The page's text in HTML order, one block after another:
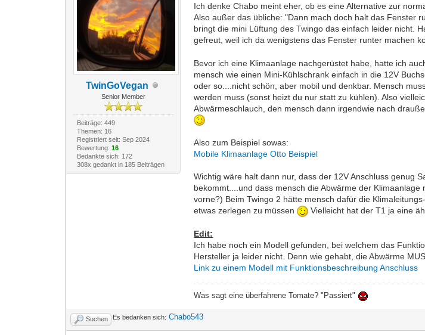
TwinGoVegan
Senior Member
Beiträge: 449
Themen: 16
Registriert seit: Sep 2024
Bewertung: 16
Bedankte sich: 172
308x gedankt in 185 Beiträgen
Ich denke Chabo meint eher, ob es eine Alternative zur
Also außer das übliche: "Dann mach doch halt das Fenster
bringt die mini Lüftung des Twingo das einfach leider nicht.
gefreut, weil ich da wenigstens das Fenster runter machen
Bevor ich eine Klimaanlage nachgerüstet habe, hatte ich
mensch wie einen Mini-Kühlschrank einfach in die 12V
oder so....nicht schön, aber mobil und denkbar. Mensch
werden muss (sonst heizt du nur statt zu kühlen). Also
Abwärmeschlauch, den mensch dann irgendwie nach
Also zum Beispiel sowas:
Mobile Klimaanlage Otto Beispiel
Wichtig wäre halt dann nur, dass der 12V Anschluss genug
bekommt....und dass mensch die Abwärme der
vorne?) Beim Twingo 2 hätte mensch dafür die
etwas zerlegen zu müssen
Vielleicht hat der T1 ja eine
Edit:
Ich habe noch ein Modell gefunden, bei welchem das
Hersteller ja leider nicht. Denn wie gehabt, die Abwärme
Link zu einem Modell mit Funktionsbeschreibung Anschluss
Was sagt eine überfahrene Tomate? "Passiert"
Suchen Es bedanken sich: Chabo543